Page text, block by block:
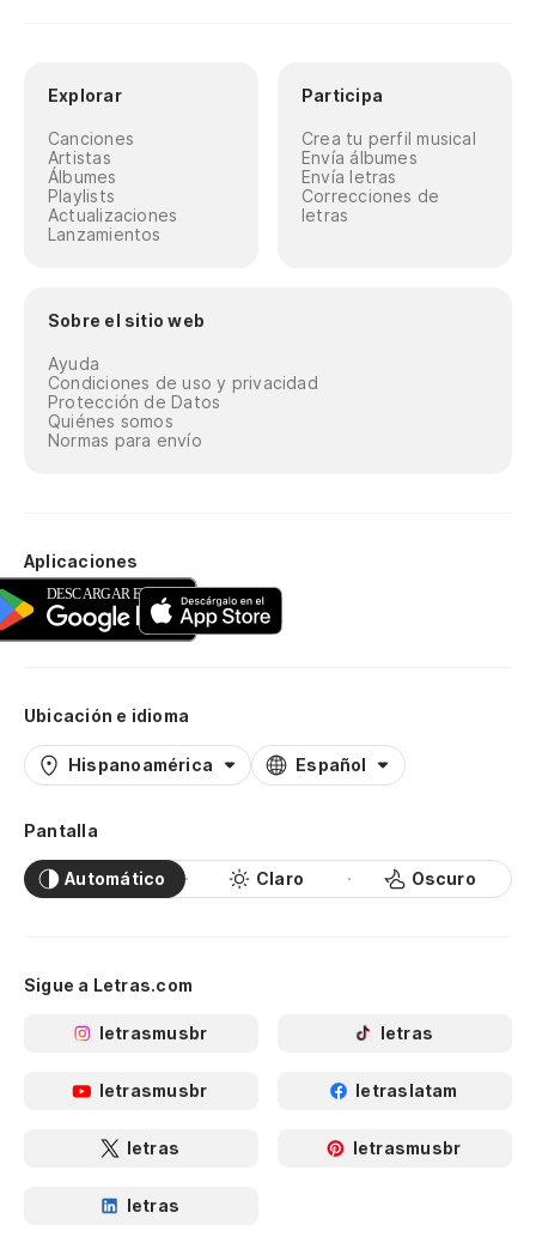
Explorar
Canciones
Artistas
Álbumes
Playlists
Actualizaciones
Lanzamientos
Participa
Crea tu perfil musical
Envía álbumes
Envía letras
Correcciones de
letras
Sobre el sitio web
Ayuda
Condiciones de uso y privacidad
Protección de Datos
Quiénes somos
Normas para envío
Aplicaciones
Ubicación e idioma
Hispanoamérica Español
Pantalla
Automático Claro Oscuro
Sigue a Letras.com
letrasmusbr letras
letrasmusbr letraslatam
letras letrasmusbr
letras